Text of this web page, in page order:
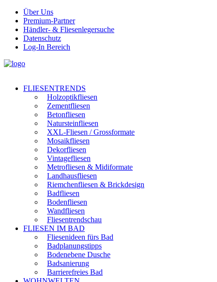
Über Uns
Premium-Partner
Händler- & Fliesenlegersuche
Datenschutz
Log-In Bereich
FLIESENTRENDS
Holzoptikfliesen
Zementfliesen
Betonfliesen
Natursteinfliesen
XXL-Fliesen / Grossformate
Mosaikfliesen
Dekorfliesen
Vintagefliesen
Metrofliesen & Midiformate
Landhausfliesen
Riemchenfliesen & Brickdesign
Badfliesen
Bodenfliesen
Wandfliesen
Fliesentrendschau
FLIESEN IM BAD
Fliesenideen fürs Bad
Badplanungstipps
Bodenebene Dusche
Badsanierung
Barrierefreies Bad